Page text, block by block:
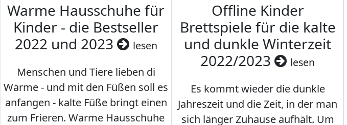
Warme Hausschuhe für
Kinder - die Bestseller
2022 und 2023
lesen
Menschen und Tiere lieben di
Wärme - und mit den Füßen soll es
anfangen - kalte Füße bringt einen
zum Frieren. Warme Hausschuhe
Offline Kinder
Brettspiele für die kalte
und dunkle Winterzeit
2022/2023
lesen
Es kommt wieder die dunkle
Jahreszeit und die Zeit, in der man
sich länger Zuhause aufhält. Um